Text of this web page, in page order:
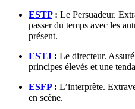
ESTP: Le Persuadeur.
passer du temps avec les
présent.
ESTJ : Le directeur.
principes élevés et une
ESFP: L’interprète.
en scène.